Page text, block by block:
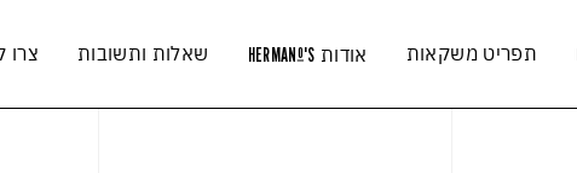
תפריט משקאות אודות HERMANO'S שאלות ותשובות צרו